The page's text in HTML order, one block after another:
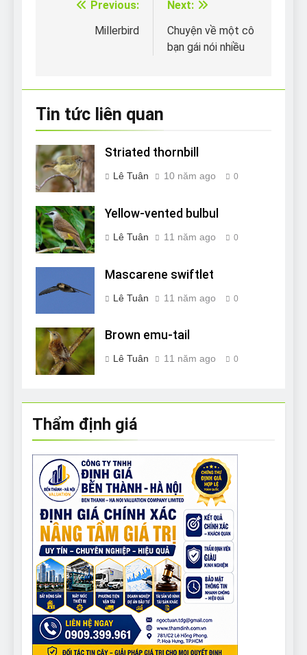
Điều
Previous:
Millerbird
Next:
Chuyện về một cô
bạn gái nói nhiều
Tin tức liên quan
Striated thornbill
Lê Tuân 10 năm ago 0
Yellow-vented bulbul
Lê Tuân 11 năm ago 0
Mascarene swiftlet
Lê Tuân 11 năm ago 0
Brown emu-tail
Lê Tuân 11 năm ago 0
Thẩm định giá